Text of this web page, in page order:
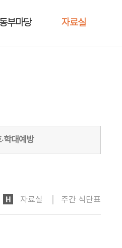
동부마당 자료실
학대예방
HOME
자료실 주간 식단표